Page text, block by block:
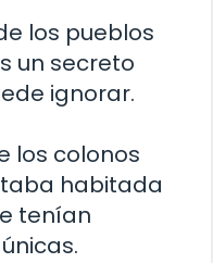
los pueblos
un secreto
ignorar.
los colonos
habitada
tenían